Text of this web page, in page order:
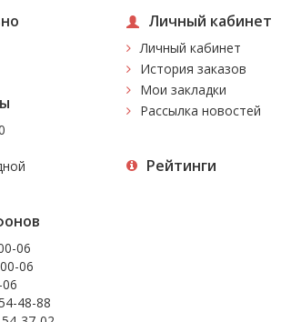
06
06
48-88
Личный кабинет
Личный кабинет
История заказов
Мои закладки
Рассылка новостей
Рейтинги